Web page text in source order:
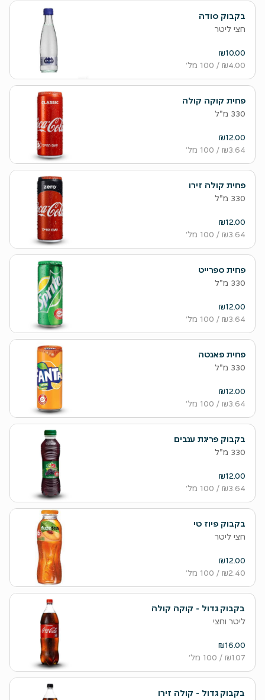
בקבוק סודה
חצי ליטר
₪10.00
₪4.00 / 100 מל׳
פחית קוקה קולה
330 מ"ל
₪12.00
₪3.64 / 100 מל׳
פחית קולה זירו
330 מ"ל
₪12.00
₪3.64 / 100 מל׳
פחית ספרייט
330 מ"ל
₪12.00
₪3.64 / 100 מל׳
פחית פאנטה
330 מ"ל
₪12.00
₪3.64 / 100 מל׳
בקבוק פריגת ענבים
330 מ"ל
₪12.00
₪3.64 / 100 מל׳
בקבוק פיוז טי
חצי ליטר
₪12.00
₪2.40 / 100 מל׳
בקבוק גדול - קוקה קולה
ליטר וחצי
₪16.00
₪1.07 / 100 מל׳
בקבוק גדול - קולה זירו